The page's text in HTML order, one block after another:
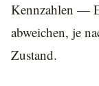
Kennzahlen —
abweichen, je
Zustand.